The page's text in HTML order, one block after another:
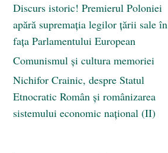
Discurs istoric! Premierul Poloniei
apără supremația legilor țării sale în
fața Parlamentului European
Comunismul şi cultura memoriei
Nichifor Crainic, despre Statul
Etnocratic Român şi românizarea
sistemului economic naţional (II)